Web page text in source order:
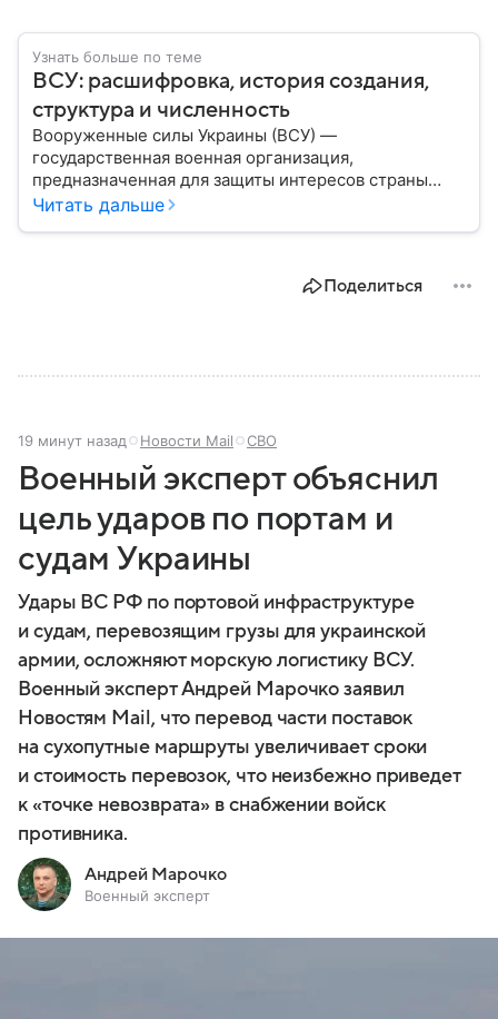
Узнать больше по теме
ВСУ: расшифровка, история создания,
структура и численность
Вооруженные силы Украины (ВСУ) —
государственная военная организация,
предназначенная для защиты интересов страны
военным путем. Была создана после
Читать дальше
Поделиться
19 минут назад Новости Mail СВО
Военный эксперт объяснил
цель ударов по портам и
судам Украины
Удары ВС РФ по портовой инфраструктуре
и судам, перевозящим грузы для украинской
армии, осложняют морскую логистику ВСУ.
Военный эксперт Андрей Марочко заявил
Новостям Mail, что перевод части поставок
на сухопутные маршруты увеличивает сроки
и стоимость перевозок, что неизбежно приведет
к «точке невозврата» в снабжении войск
противника.
Андрей Марочко
Военный эксперт